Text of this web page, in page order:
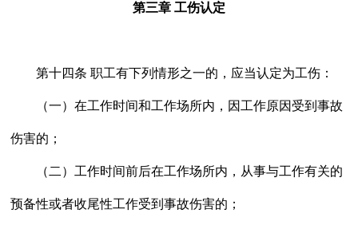
第三章 工伤认定
第十四条 职工有下列情形之一的，应当认定为工伤：
（一）在工作时间和工作场所内，因工作原因受到事故
伤害的；
（二）工作时间前后在工作场所内，从事与工作有关的
预备性或者收尾性工作受到事故伤害的；